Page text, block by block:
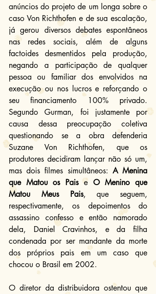
anúncios do projeto de um longa sobre o
caso Von Richthofen e de sua escalação,
já gerou diversos debates espontâneos
nas redes sociais, além de alguns
factoides desmentidos pela produção,
negando a participação de qualquer
pessoa ou familiar dos envolvidos na
execução ou nos lucros e reforçando o
seu financiamento 100% privado.
Segundo Gurman, foi justamente por
causa dessa preocupação coletiva
questionando se a obra defenderia
Suzane Von Richthofen, que os
produtores decidiram lançar não só um,
mas dois filmes simultâneos: A Menina
que Matou os Pais e O Menino que
Matou Meus Pais, que seguem,
respectivamente, os depoimentos do
assassino confesso e então namorado
dela, Daniel Cravinhos, e da filha
condenada por ser mandante da morte
dos próprios pais em um caso que
chocou o Brasil em 2002.
O diretor da distribuidora ostentou que